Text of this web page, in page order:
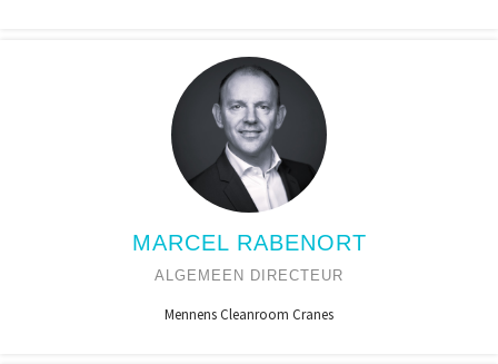
MARCEL RABENORT
ALGEMEEN DIRECTEUR
Mennens Cleanroom Cranes